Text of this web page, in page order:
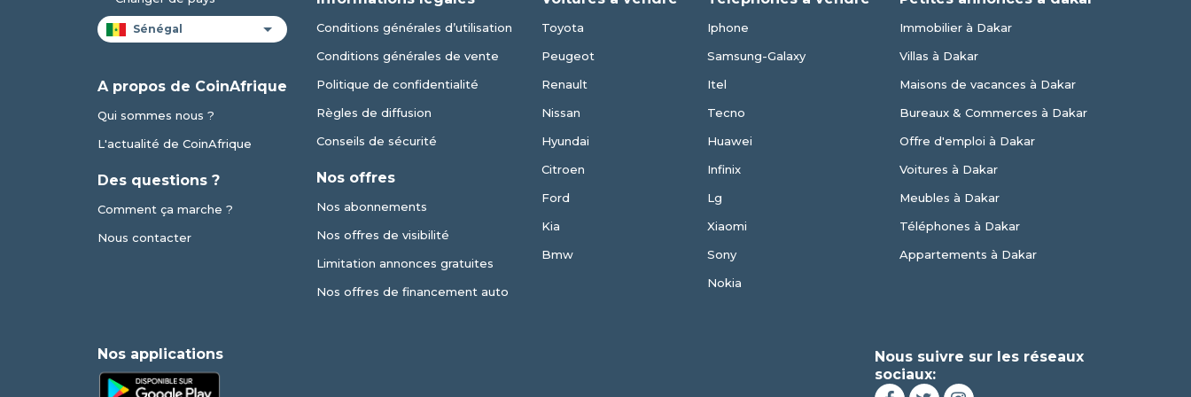
A propos de CoinAfrique
Qui sommes nous ?
L'actualité de CoinAfrique
Des questions ?
Comment ça marche ?
Nous contacter
Conditions générales d’utilisation
Conditions générales de vente
Politique de confidentialité
Règles de diffusion
Conseils de sécurité
Nos offres
Nos abonnements
Nos offres de visibilité
Limitation annonces gratuites
Nos offres de financement auto
Toyota
Peugeot
Renault
Nissan
Hyundai
Citroen
Ford
Kia
Bmw
Iphone
Samsung-Galaxy
Itel
Tecno
Huawei
Infinix
Lg
Xiaomi
Sony
Nokia
Immobilier à Dakar
Villas à Dakar
Maisons de vacances à Dakar
Bureaux & Commerces à Dakar
Offre d'emploi à Dakar
Voitures à Dakar
Meubles à Dakar
Téléphones à Dakar
Appartements à Dakar
Nos applications
Nous suivre sur les réseaux
sociaux: